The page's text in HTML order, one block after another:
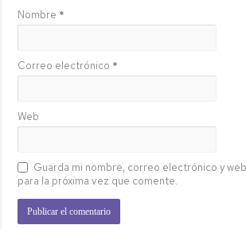
Nombre *
Correo electrónico *
Web
Guarda mi nombre, correo electrónico y
para la próxima vez que comente.